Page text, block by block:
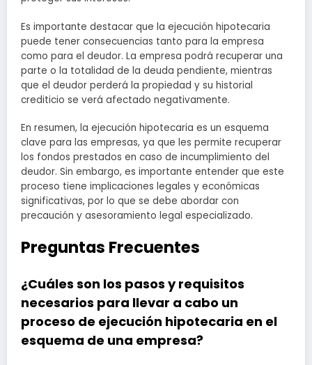
Es importante destacar que la ejecución hipotecaria
puede tener consecuencias tanto para la empresa
como para el deudor. La empresa podrá recuperar una
parte o la totalidad de la deuda pendiente, mientras
que el deudor perderá la propiedad y su historial
crediticio se verá afectado negativamente.
En resumen, la ejecución hipotecaria es un esquema
clave para las empresas, ya que les permite recuperar
los fondos prestados en caso de incumplimiento del
deudor. Sin embargo, es importante entender que este
proceso tiene implicaciones legales y económicas
significativas, por lo que se debe abordar con
precaución y asesoramiento legal especializado.
Preguntas Frecuentes
¿Cuáles son los pasos y requisitos
necesarios para llevar a cabo un
proceso de ejecución hipotecaria en el
esquema de una empresa?